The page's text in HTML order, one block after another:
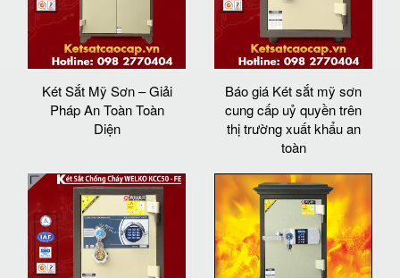
Két Sắt Mỹ Sơn – Giải
Pháp An Toàn Toàn
Diện
Báo giá Két sắt mỹ sơn
cung cấp uỷ quyền trên
thị trường xuất khẩu an
toàn